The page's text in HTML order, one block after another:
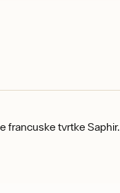
francuske tvrtke Saphir.